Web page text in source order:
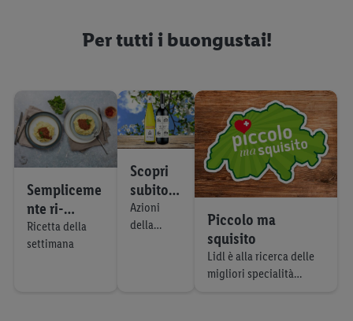
Per tutti i buongustai!
Sempliceme
nte ri-
cucinare
Ricetta della
settimana
Scopri
subito
di più
Azioni
della
Piccolo ma
squisito
Lidl è alla ricerca delle
migliori specialità